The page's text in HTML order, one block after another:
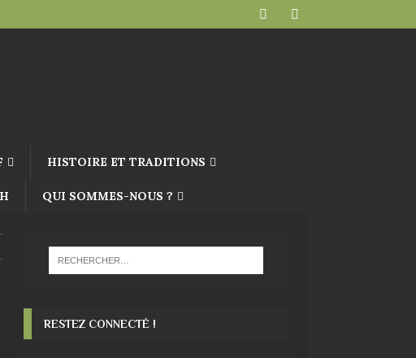
HISTOIRE ET TRADITIONS
QUI SOMMES-NOUS ?
RESTEZ CONNECTÉ !